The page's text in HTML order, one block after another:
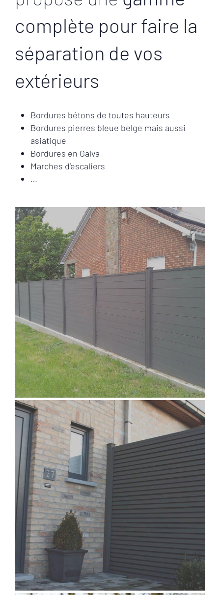
complète pour faire la
séparation de vos
extérieurs
Bordures bétons de toutes hauteurs
Bordures pierres bleue belge mais aussi
asiatique
Bordures en Galva
Marches d’escaliers
…